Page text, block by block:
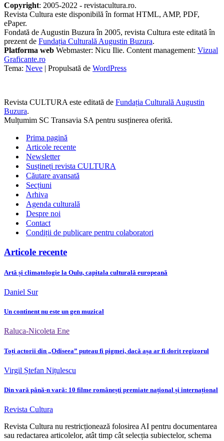
Copyright: 2005-2022 - revistacultura.ro.
Revista Cultura este disponibilă în format HTML, AMP, PDF,
ePaper.
Fondată de Augustin Buzura în 2005, revista Cultura este editată în
prezent de Fundația Culturală Augustin Buzura.
Platforma web Webmaster: Nicu Ilie. Content management: Vizual
Graficante.ro
Tema: Neve | Propulsată de WordPress
Revista CULTURA este editată de Fundația Culturală Augustin
Buzura.
Mulțumim SC Transavia SA pentru susținerea oferită.
Prima pagină
Articole recente
Newsletter
Susțineți revista CULTURA
Căutare avansată
Secțiuni
Arhiva
Agenda culturală
Despre noi
Contact
Condiții de publicare pentru colaboratori
Articole recente
Artă și climatologie la Oulu, capitala culturală europeană
Daniel Sur
Un continent nu este un gen muzical
Raluca-Nicoleta Ene
Toți actorii din „Odiseea” puteau fi pigmei, dacă așa ar fi dorit regizorul
Virgil Ștefan Nițulescu
Din vară până-n vară: 10 filme românești premiate național și internațional
Revista Cultura
Revista Cultura nu restricționează folosirea AI pentru documentarea
sau redactarea articolelor, atât timp cât selecția subiectelor, schema